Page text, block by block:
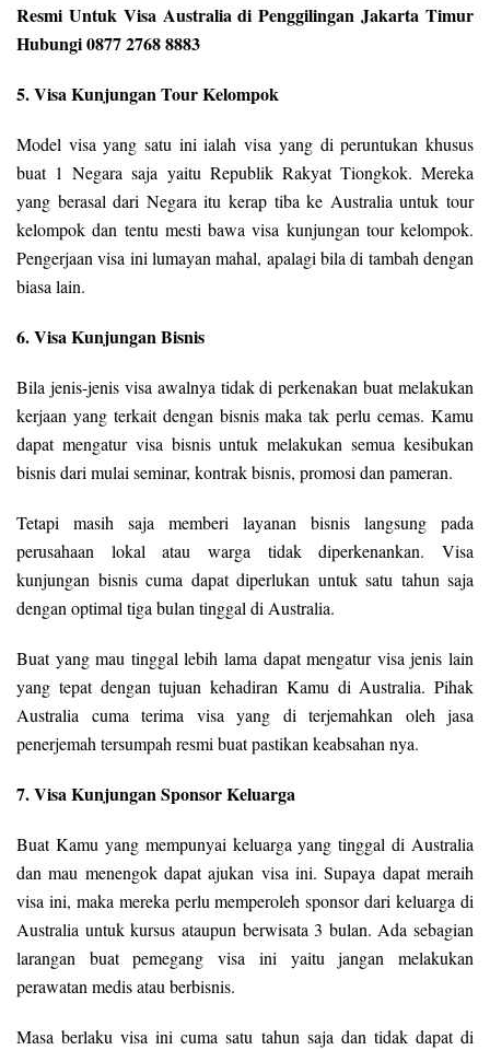
Resmi Untuk Visa Australia di Penggilingan Jakarta Timur
Hubungi 0877 2768 8883
5. Visa Kunjungan Tour Kelompok
Model visa yang satu ini ialah visa yang di peruntukan khusus
buat 1 Negara saja yaitu Republik Rakyat Tiongkok. Mereka
yang berasal dari Negara itu kerap tiba ke Australia untuk tour
kelompok dan tentu mesti bawa visa kunjungan tour kelompok.
Pengerjaan visa ini lumayan mahal, apalagi bila di tambah dengan
biasa lain.
6. Visa Kunjungan Bisnis
Bila jenis-jenis visa awalnya tidak di perkenakan buat melakukan
kerjaan yang terkait dengan bisnis maka tak perlu cemas. Kamu
dapat mengatur visa bisnis untuk melakukan semua kesibukan
bisnis dari mulai seminar, kontrak bisnis, promosi dan pameran.
Tetapi masih saja memberi layanan bisnis langsung pada
perusahaan lokal atau warga tidak diperkenankan. Visa
kunjungan bisnis cuma dapat diperlukan untuk satu tahun saja
dengan optimal tiga bulan tinggal di Australia.
Buat yang mau tinggal lebih lama dapat mengatur visa jenis lain
yang tepat dengan tujuan kehadiran Kamu di Australia. Pihak
Australia cuma terima visa yang di terjemahkan oleh jasa
penerjemah tersumpah resmi buat pastikan keabsahan nya.
7. Visa Kunjungan Sponsor Keluarga
Buat Kamu yang mempunyai keluarga yang tinggal di Australia
dan mau menengok dapat ajukan visa ini. Supaya dapat meraih
visa ini, maka mereka perlu memperoleh sponsor dari keluarga di
Australia untuk kursus ataupun berwisata 3 bulan. Ada sebagian
larangan buat pemegang visa ini yaitu jangan melakukan
perawatan medis atau berbisnis.
Masa berlaku visa ini cuma satu tahun saja dan tidak dapat di